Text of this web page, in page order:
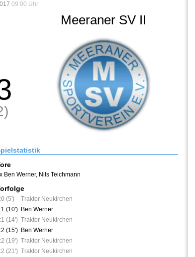
09:00 Uhr
Meeraner SV II
Ben Werner, Nils Teichmann
(5')
Traktor Neukirchen
(10') Ben Werner
(14') Traktor Neukirchen
(15') Ben Werner
(19') Traktor Neukirchen
(21') Traktor Neukirchen